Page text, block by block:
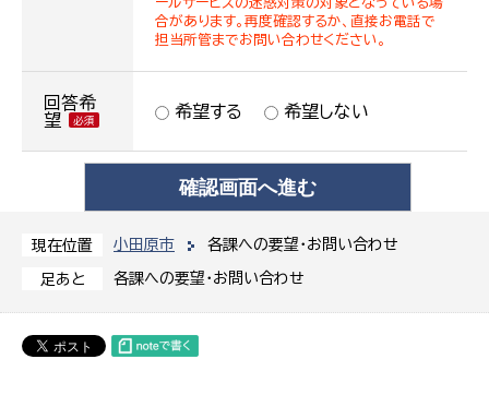
現在位置 小田原市 各課への要望・お問い合わせ
足あと 各課への要望・お問い合わせ
合があります。再度確認するか、直接お電話で
担当所管までお問い合わせください。
回答希
望
希望する 希望しない